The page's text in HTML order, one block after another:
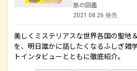
旅の図鑑
2021.08.26 発売
美しくミステリアスな世界各国の聖地
を、明日誰かに話したくなるふしぎ雑
トインタビューとともに徹底紹介。